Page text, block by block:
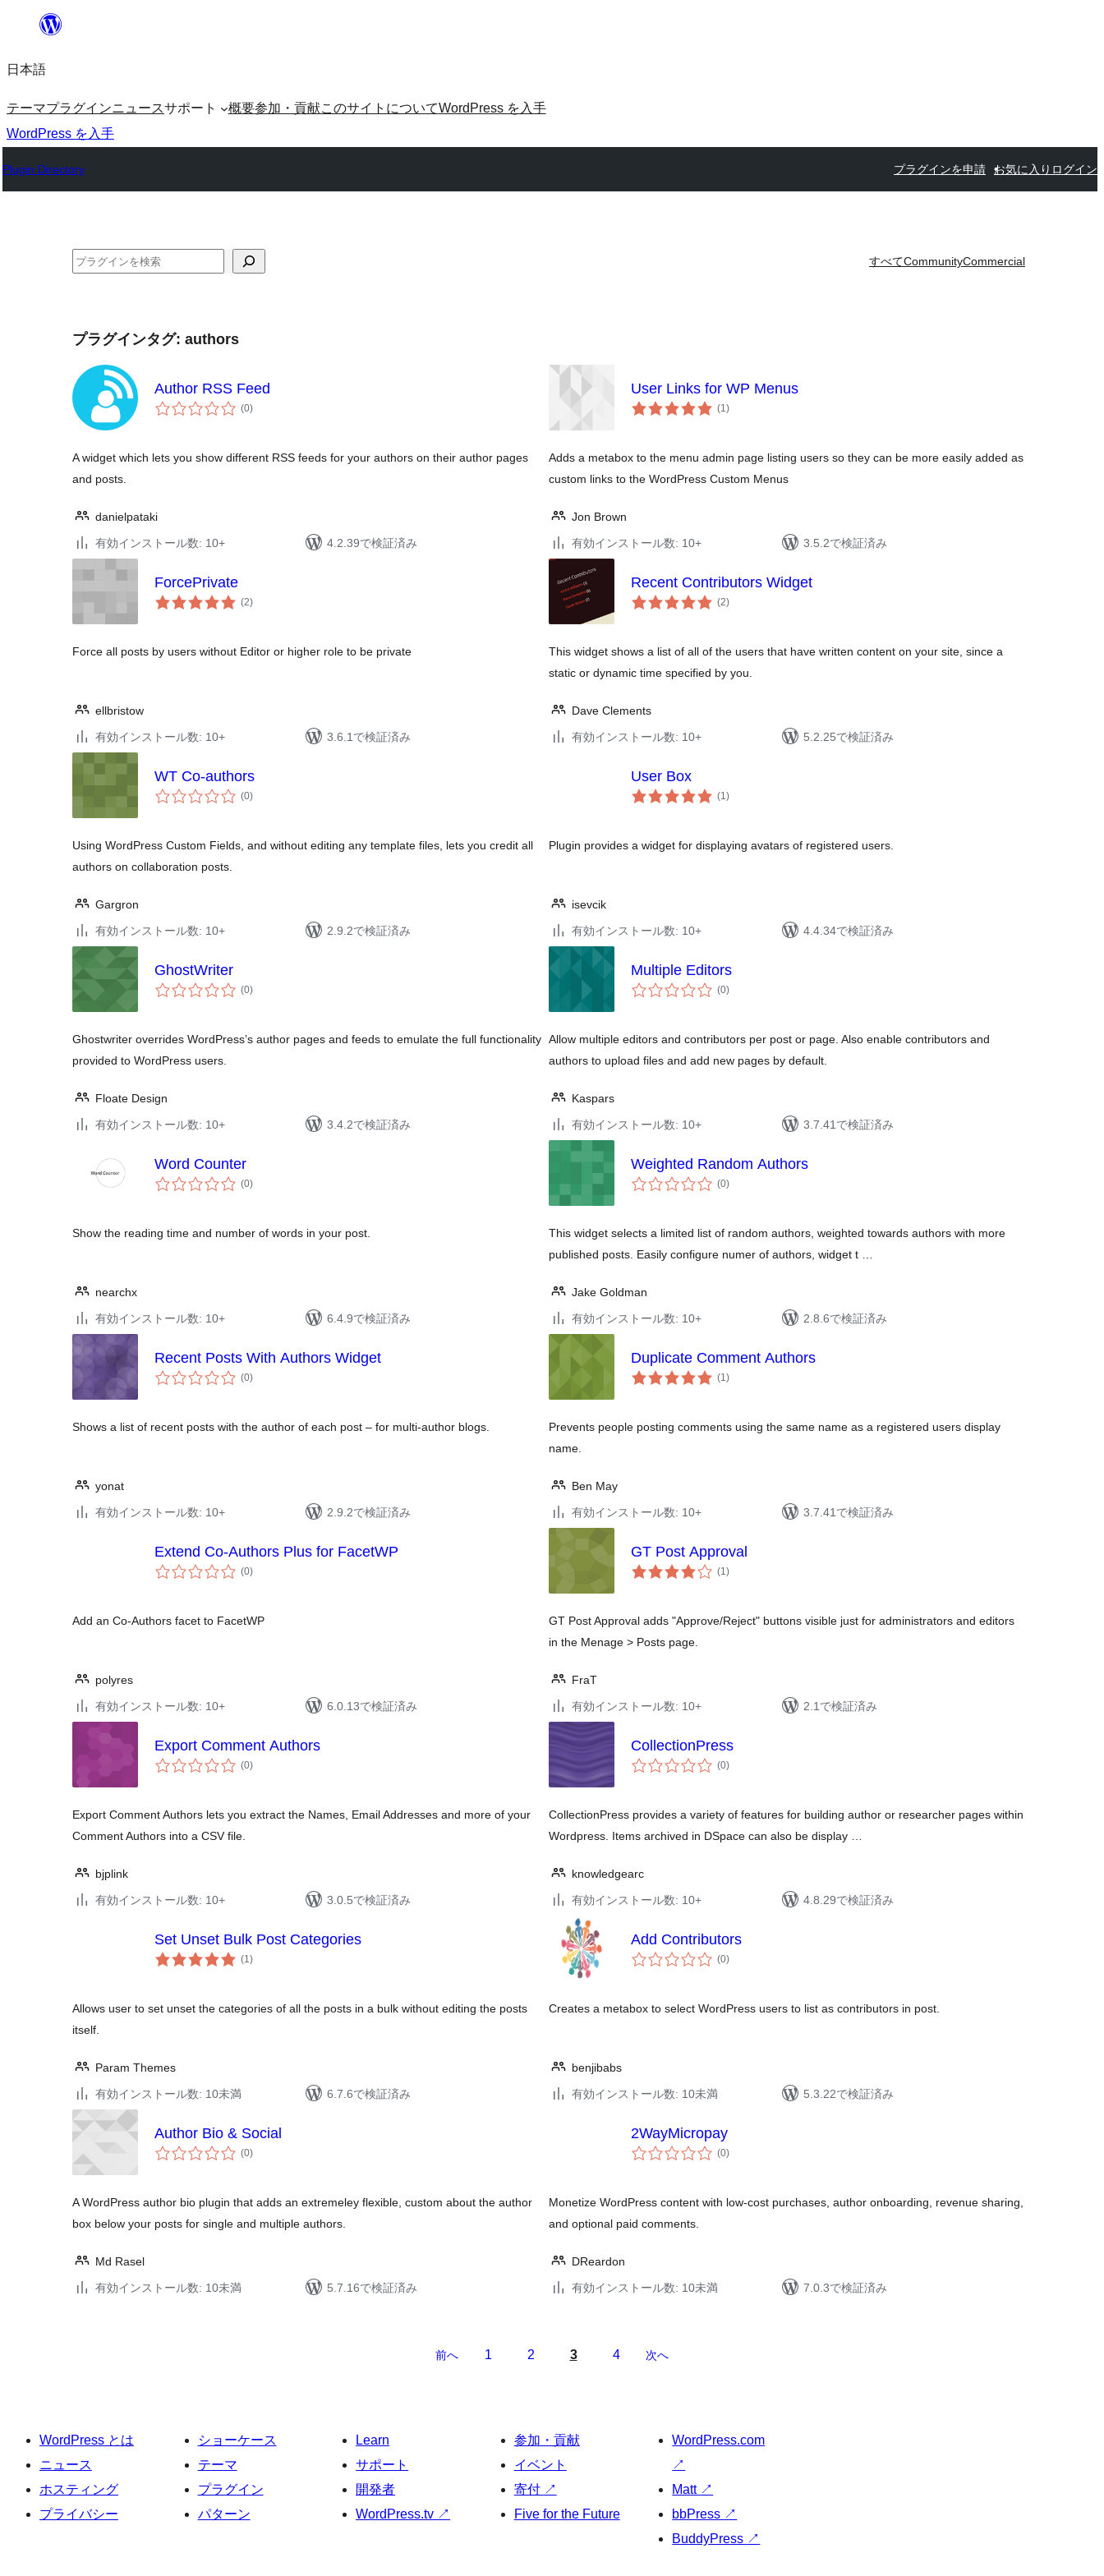
を
ッ
プ
日本語
テーマプラグインニュースサポート 概要参加・貢献このサイトについてWordPress を入手
WordPress を入手
Plugin Directory プラグインを申請 お気に入り ログイン
検
すべてCommunityCommercial
プラグインタグ: authors
Author RSS Feed
(0個
の)
A widget which lets you show different RSS feeds for your authors on their author pages
and posts.
danielpataki
有効インストール数: 10+
4.2.39で検証済み
User Links for WP Menus
(1個
の)
Adds a metabox to the menu admin page listing users so they can be more easily added as
custom links to the WordPress Custom Menus
Jon Brown
有効インストール数: 10+
3.5.2で検証済み
ForcePrivate
(2個
の)
Force all posts by users without Editor or higher role to be private
ellbristow
有効インストール数: 10+
3.6.1で検証済み
Recent Contributors Widget
(2個
の)
This widget shows a list of all of the users that have written content on your site, since a
static or dynamic time specified by you.
Dave Clements
有効インストール数: 10+
5.2.25で検証済み
WT Co-authors
(0個
の)
Using WordPress Custom Fields, and without editing any template files, lets you credit all
authors on collaboration posts.
Gargron
有効インストール数: 10+
2.9.2で検証済み
User Box
(1個
の)
Plugin provides a widget for displaying avatars of registered users.
isevcik
有効インストール数: 10+
4.4.34で検証済み
GhostWriter
(0個
の)
Ghostwriter overrides WordPress’s author pages and feeds to emulate the full functionality
provided to WordPress users.
Floate Design
有効インストール数: 10+
3.4.2で検証済み
Multiple Editors
(0個
の)
Allow multiple editors and contributors per post or page. Also enable contributors and
authors to upload files and add new pages by default.
Kaspars
有効インストール数: 10+
3.7.41で検証済み
Word Counter
(0個
の)
Show the reading time and number of words in your post.
nearchx
有効インストール数: 10+
6.4.9で検証済み
Weighted Random Authors
(0個
の)
This widget selects a limited list of random authors, weighted towards authors with more
published posts. Easily configure numer of authors, widget t …
Jake Goldman
有効インストール数: 10+
2.8.6で検証済み
Recent Posts With Authors Widget
(0個
の)
Shows a list of recent posts with the author of each post – for multi-author blogs.
yonat
有効インストール数: 10+
2.9.2で検証済み
Duplicate Comment Authors
(1個
の)
Prevents people posting comments using the same name as a registered users display
name.
Ben May
有効インストール数: 10+
3.7.41で検証済み
Extend Co-Authors Plus for FacetWP
(0個
の)
Add an Co-Authors facet to FacetWP
polyres
有効インストール数: 10+
6.0.13で検証済み
GT Post Approval
(1個
の)
GT Post Approval adds "Approve/Reject" buttons visible just for administrators and editors
in the Menage > Posts page.
FraT
有効インストール数: 10+
2.1で検証済み
Export Comment Authors
(0個
の)
Export Comment Authors lets you extract the Names, Email Addresses and more of your
Comment Authors into a CSV file.
bjplink
有効インストール数: 10+
3.0.5で検証済み
CollectionPress
(0個
の)
CollectionPress provides a variety of features for building author or researcher pages within
Wordpress. Items archived in DSpace can also be display …
knowledgearc
有効インストール数: 10+
4.8.29で検証済み
Set Unset Bulk Post Categories
(1個
の)
Allows user to set unset the categories of all the posts in a bulk without editing the posts
itself.
Param Themes
有効インストール数: 10未満
6.7.6で検証済み
Add Contributors
(0個
の)
Creates a metabox to select WordPress users to list as contributors in post.
benjibabs
有効インストール数: 10未満
5.3.22で検証済み
Author Bio & Social
(0個
の)
A WordPress author bio plugin that adds an extremeley flexible, custom about the author
box below your posts for single and multiple authors.
Md Rasel
有効インストール数: 10未満
5.7.16で検証済み
2WayMicropay
(0個
の)
Monetize WordPress content with low-cost purchases, author onboarding, revenue sharing,
and optional paid comments.
DReardon
有効インストール数: 10未満
7.0.3で検証済み
ジ
送
り
前へ 1 2 3 4 次へ
WordPress とは
ニュース
ホスティング
プライバシー
ショーケース
テーマ
プラグイン
パターン
Learn
サポート
開発者
WordPress.tv ↗
参加・貢献
イベント
寄付 ↗
Five for the Future
WordPress.com
↗
Matt ↗
bbPress ↗
BuddyPress ↗